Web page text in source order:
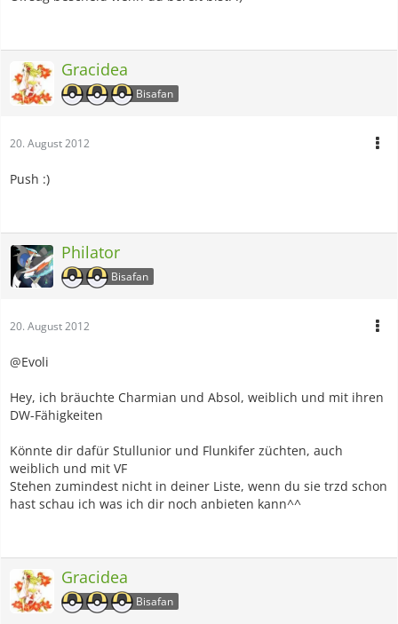
Gracidea
Bisafan
20. August 2012
Push :)
Philator
Bisafan
20. August 2012
@Evoli
Hey, ich bräuchte Charmian und Absol, weiblich und mit ihren
DW-Fähigkeiten
Könnte dir dafür Stullunior und Flunkifer züchten, auch
weiblich und mit VF
Stehen zumindest nicht in deiner Liste, wenn du sie trzd schon
hast schau ich was ich dir noch anbieten kann^^
Gracidea
Bisafan